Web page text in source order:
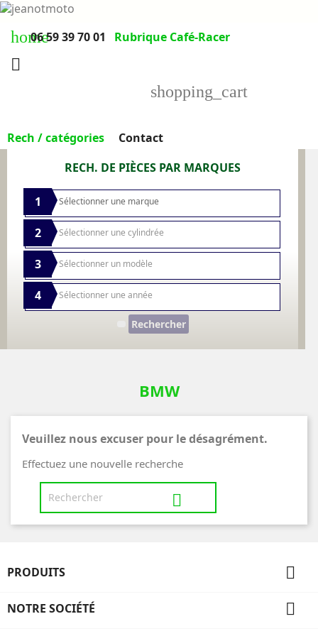
home06 59 39 70 01 Rubrique Café-Racer

shopping_cart
Rech / catégories
Contact
RECH. DE PIÈCES PAR MARQUES
1
2
3
4
Rechercher
BMW
Veuillez nous excuser pour le désagrément.
Effectuez une nouvelle recherche

PRODUITS 
NOTRE SOCIÉTÉ
